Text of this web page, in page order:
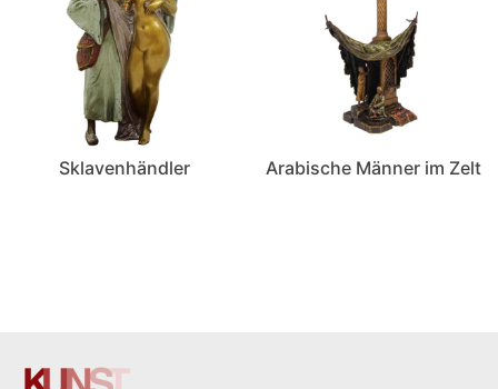
Sklavenhändler Arabische Männer im Zelt